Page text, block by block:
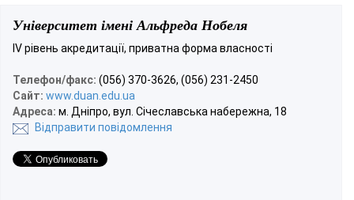
Університет імені Альфреда Нобеля
IV рівень акредитації, приватна форма власності
Телефон/факс: (056) 370-3626, (056) 231-2450
Сайт: www.duan.edu.ua
Адреса: м. Дніпро, вул. Січеславська набережна, 18
Відправити повідомлення